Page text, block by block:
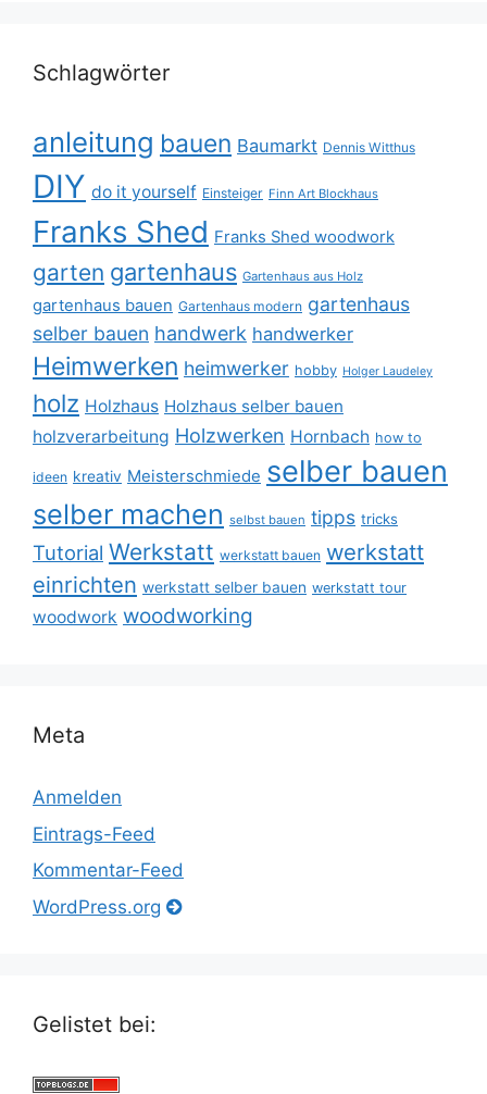
Schlagwörter
anleitung bauen Baumarkt Dennis Witthus
DIY do it yourself Einsteiger Finn Art Blockhaus
Franks Shed Franks Shed woodwork
garten gartenhaus Gartenhaus aus Holz
gartenhaus bauen Gartenhaus modern gartenhaus
selber bauen handwerk handwerker
Heimwerken heimwerker hobby Holger Laudeley
holz Holzhaus Holzhaus selber bauen
holzverarbeitung Holzwerken Hornbach how to
ideen kreativ Meisterschmiede selber bauen
selber machen selbst bauen tipps tricks
Tutorial Werkstatt werkstatt bauen werkstatt
einrichten werkstatt selber bauen werkstatt tour
woodwork woodworking
Meta
Anmelden
Eintrags-Feed
Kommentar-Feed
WordPress.org
Gelistet bei: